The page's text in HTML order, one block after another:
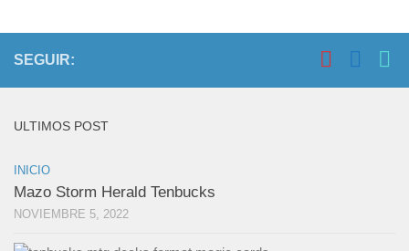
SEGUIR:
ULTIMOS POST
INICIO
Mazo Storm Herald Tenbucks
NOVIEMBRE 5, 2022